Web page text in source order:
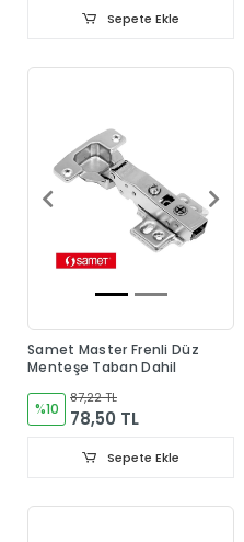
Sepete Ekle
Samet Master Frenli Düz
Menteşe Taban Dahil
%10
87,22 TL
78,50 TL
Sepete Ekle